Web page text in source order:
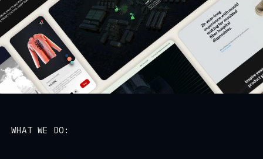
WHAT WE DO: